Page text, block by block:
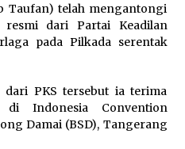
Taufan) telah mengantongi
dari Partai Keadilan
pada Pilkada serentak
PKS tersebut ia terima
Indonesia Convention
Damai (BSD), Tangerang